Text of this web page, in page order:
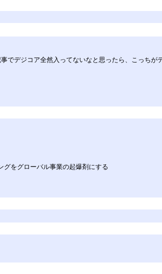
デジコア全然入ってないなと思ったら、こっちが
グをグローバル事業の起爆剤にする